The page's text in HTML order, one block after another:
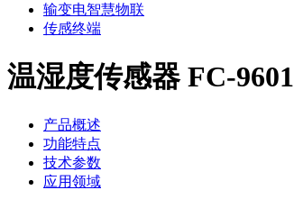
输变电智慧物联
传感终端
温湿度传感器 FC-9601
产品概述
功能特点
技术参数
应用领域